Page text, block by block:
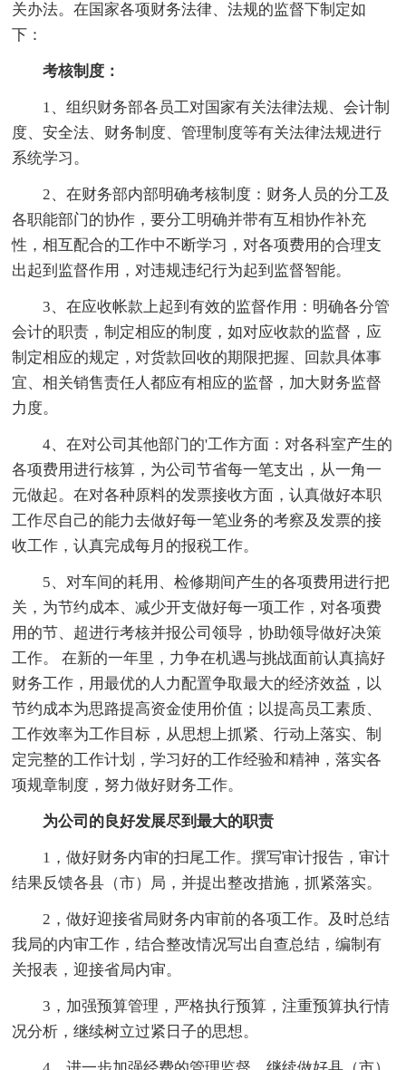
关办法。在国家各项财务法律、法规的监督下制定如
下：
考核制度：
1、组织财务部各员工对国家有关法律法规、会计制
度、安全法、财务制度、管理制度等有关法律法规进行
系统学习。
2、在财务部内部明确考核制度：财务人员的分工及
各职能部门的协作，要分工明确并带有互相协作补充
性，相互配合的工作中不断学习，对各项费用的合理支
出起到监督作用，对违规违纪行为起到监督智能。
3、在应收帐款上起到有效的监督作用：明确各分管
会计的职责，制定相应的制度，如对应收款的监督，应
制定相应的规定，对货款回收的期限把握、回款具体事
宜、相关销售责任人都应有相应的监督，加大财务监督
力度。
4、在对公司其他部门的'工作方面：对各科室产生的
各项费用进行核算，为公司节省每一笔支出，从一角一
元做起。在对各种原料的发票接收方面，认真做好本职
工作尽自己的能力去做好每一笔业务的考察及发票的接
收工作，认真完成每月的报税工作。
5、对车间的耗用、检修期间产生的各项费用进行把
关，为节约成本、减少开支做好每一项工作，对各项费
用的节、超进行考核并报公司领导，协助领导做好决策
工作。 在新的一年里，力争在机遇与挑战面前认真搞好
财务工作，用最优的人力配置争取最大的经济效益，以
节约成本为思路提高资金使用价值；以提高员工素质、
工作效率为工作目标，从思想上抓紧、行动上落实、制
定完整的工作计划，学习好的工作经验和精神，落实各
项规章制度，努力做好财务工作。
为公司的良好发展尽到最大的职责
1，做好财务内审的扫尾工作。撰写审计报告，审计
结果反馈各县（市）局，并提出整改措施，抓紧落实。
2，做好迎接省局财务内审前的各项工作。及时总结
我局的内审工作，结合整改情况写出自查总结，编制有
关报表，迎接省局内审。
3，加强预算管理，严格执行预算，注重预算执行情
况分析，继续树立过紧日子的思想。